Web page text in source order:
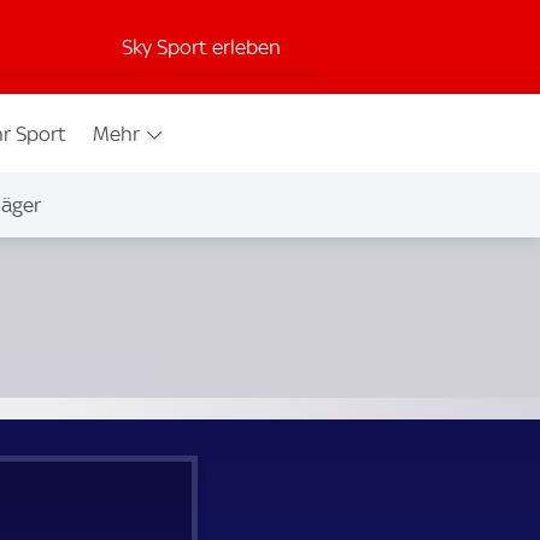
Sky Sport erleben
Sport Mehr